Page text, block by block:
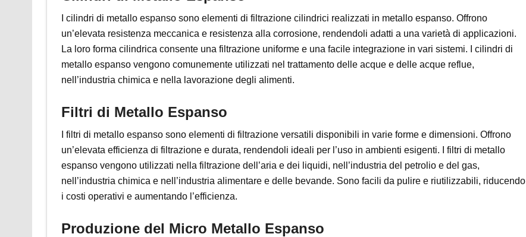
I cilindri di metallo espanso sono elementi di filtrazione cilindrici realizzati in metallo espanso. Offrono
un’elevata resistenza meccanica e resistenza alla corrosione, rendendoli adatti a una varietà di applicazioni.
La loro forma cilindrica consente una filtrazione uniforme e una facile integrazione in vari sistemi. I cilindri di
metallo espanso vengono comunemente utilizzati nel trattamento delle acque e delle acque reflue,
nell’industria chimica e nella lavorazione degli alimenti.
Filtri di Metallo Espanso
I filtri di metallo espanso sono elementi di filtrazione versatili disponibili in varie forme e dimensioni. Offrono
un’elevata efficienza di filtrazione e durata, rendendoli ideali per l’uso in ambienti esigenti. I filtri di metallo
espanso vengono utilizzati nella filtrazione dell’aria e dei liquidi, nell’industria del petrolio e del gas,
nell’industria chimica e nell’industria alimentare e delle bevande. Sono facili da pulire e riutilizzabili, riducendo
i costi operativi e aumentando l’efficienza.
Produzione del Micro Metallo Espanso